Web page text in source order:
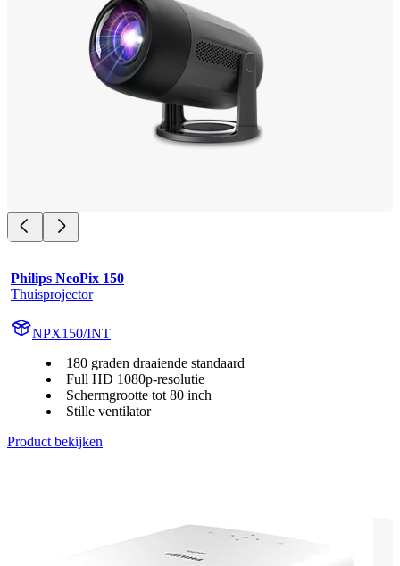
Philips NeoPix 150
Thuisprojector
NPX150/INT
180 graden draaiende standaard
Full HD 1080p-resolutie
Schermgrootte tot 80 inch
Stille ventilator
Product bekijken